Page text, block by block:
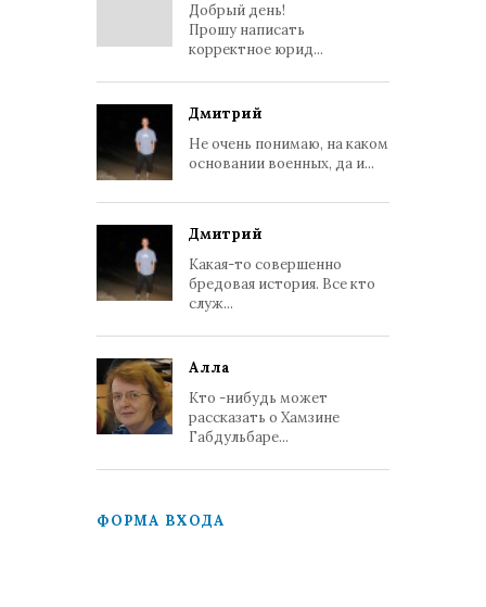
Добрый день!
Прошу написать
корректное юрид...
Дмитрий
Не очень понимаю, на каком
основании военных, да и...
Дмитрий
Какая-то совершенно
бредовая история. Все кто
служ...
Алла
Кто -нибудь может
рассказать о Хамзине
Габдульбаре...
ФОРМА ВХОДА